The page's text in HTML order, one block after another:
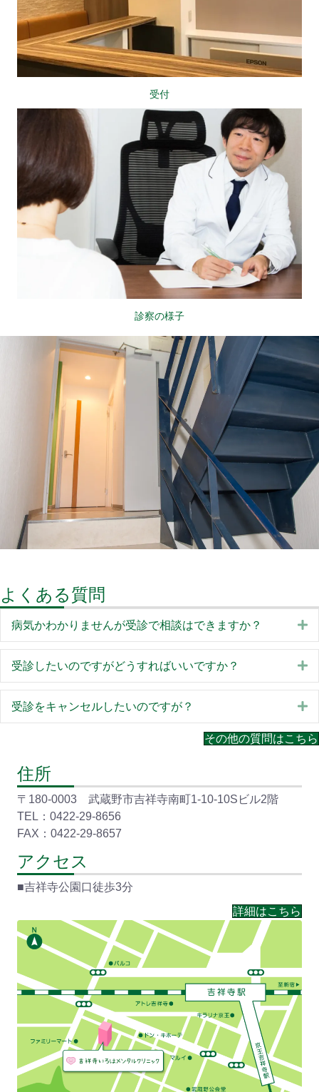
受付
診察の様子
よくある質問
病気かわかりませんが受診で相談はできますか？
受診したいのですがどうすればいいですか？
受診をキャンセルしたいのですが？
その他の質問はこちら
住所
〒180-0003 武蔵野市吉祥寺南町1-10-10Sビル2階
TEL：0422-29-8656
FAX：0422-29-8657
アクセス
■吉祥寺公園口徒歩3分
詳細はこちら